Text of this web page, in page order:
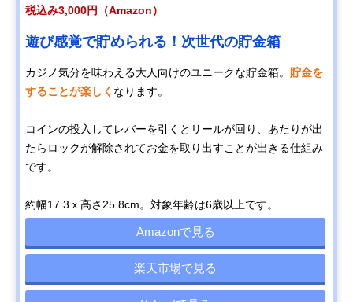
税込み3,000円（Amazon）
遊び感覚で貯められる！次世代の貯金箱
カジノ気分を味わえる大人向けのユニークな貯金箱。 貯金を
することが楽しく なります。
コインの投入してレバーを引くとリールが回り、あたりが出
たらロックが解除されてお金を取り出すことが出きる仕組み
です。
約幅17.3ｘ高さ25.8cm。対象年齢は6歳以上です。
Amazonで見る
楽天市場で見る